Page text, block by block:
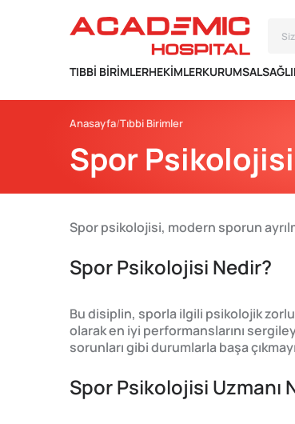
TIBBI BIRIMLERHEKIMLERKURUMSAL
Anasayfa Tıbbi Birimler
Spor Psikolojisi
Spor psikolojisi, modern sporun
Spor Psikolojisi Nedir?
Bu disiplin, sporla ilgili psikolojik
olarak en iyi performanslarını
sorunları gibi durumlarla başa
Spor Psikolojisi Uzmanı